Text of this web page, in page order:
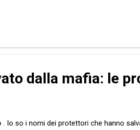
a farti questa preghiera. Ebbene sì,
dalla mafia: le
Io so i nomi dei protettori che hanno